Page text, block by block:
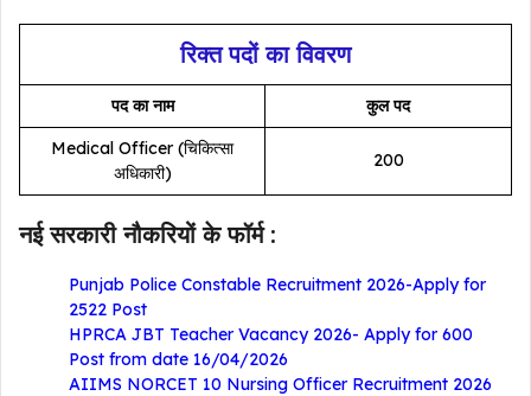
रिक्त पदों का विवरण
पद का नाम
कुल पद
Medical Officer (चिकित्सा
अधिकारी)
200
नई सरकारी नौकरियों के फॉर्म :
Punjab Police Constable Recruitment 2026-Apply for
2522 Post
HPRCA JBT Teacher Vacancy 2026- Apply for 600
Post from date 16/04/2026
AIIMS NORCET 10 Nursing Officer Recruitment 2026